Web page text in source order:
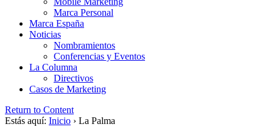
Marca Personal
Marca España
Noticias
Nombramientos
Conferencias y Eventos
La Columna
Directivos
Casos de Marketing
Return to Content
Estás aquí: Inicio › La Palma